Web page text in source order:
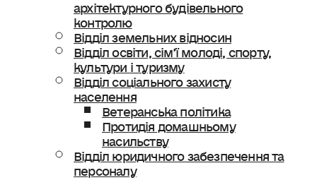
архітектурного будівельного
контролю
Відділ земельних відносин
Відділ освіти, сімʼї молоді, спорту,
культури і туризму
Відділ соціального захисту
населення
Ветеранська політика
Протидія домашньому
насильству
Відділ юридичного забезпечення та
персоналу